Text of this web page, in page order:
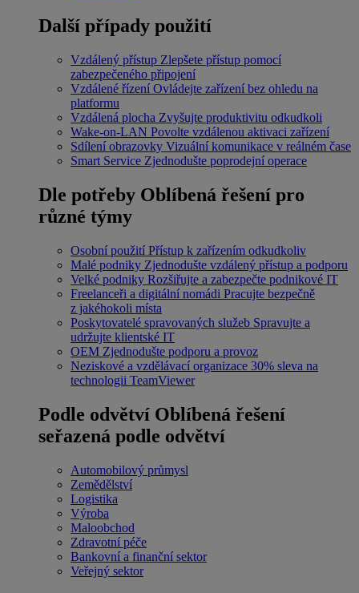
Další případy použití
Vzdálený přístup Zlepšete přístup pomocí
zabezpečeného připojení
Vzdálené řízení Ovládejte zařízení bez ohledu na
platformu
Vzdálená plocha Zvyšujte produktivitu odkudkoli
Wake-on-LAN Povolte vzdálenou aktivaci zařízení
Sdílení obrazovky Vizuální komunikace v reálném čase
Smart Service Zjednodušte poprodejní operace
Dle potřeby Oblíbená řešení pro
různé týmy
Osobní použití Přístup k zařízením odkudkoliv
Malé podniky Zjednodušte vzdálený přístup a podporu
Velké podniky Rozšiřujte a zabezpečte podnikové IT
Freelanceři a digitální nomádi Pracujte bezpečně
z jakéhokoli místa
Poskytovatelé spravovaných služeb Spravujte a
udržujte klientské IT
OEM Zjednodušte podporu a provoz
Neziskové a vzdělávací organizace 30% sleva na
technologii TeamViewer
Podle odvětví Oblíbená řešení
seřazená podle odvětví
Automobilový průmysl
Zemědělství
Logistika
Výroba
Maloobchod
Zdravotní péče
Bankovní a finanční sektor
Veřejný sektor